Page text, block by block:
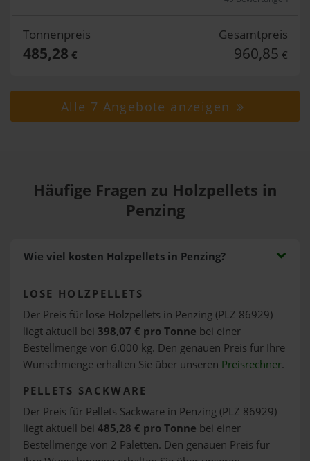
Tonnenpreis
485,28 €
Gesamtpreis
960,85 €
Alle 7 Angebote anzeigen
Häufige Fragen zu Holzpellets in
Penzing
Wie viel kosten Holzpellets in Penzing?
LOSE HOLZPELLETS
Der Preis für lose Holzpellets in Penzing (PLZ 86929)
liegt aktuell bei 398,07 € pro Tonne bei einer
Bestellmenge von 6.000 kg. Den genauen Preis für Ihre
Wunschmenge erhalten Sie über unseren Preisrechner.
PELLETS SACKWARE
Der Preis für Pellets Sackware in Penzing (PLZ 86929)
liegt aktuell bei 485,28 € pro Tonne bei einer
Bestellmenge von 2 Paletten. Den genauen Preis für